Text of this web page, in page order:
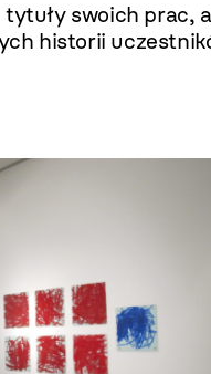
swoich prac,
historii